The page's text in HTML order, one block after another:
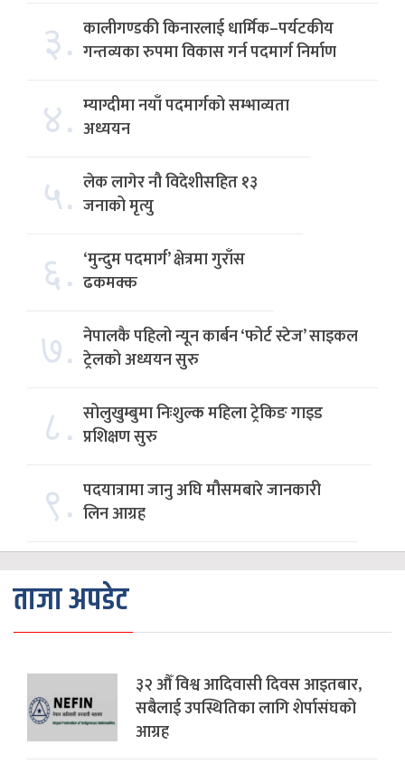
३. कालीगण्डकी किनारलाई धार्मिक–पर्यटकीय
गन्तव्यका रुपमा विकास गर्न पदमार्ग निर्माण
४. म्याग्दीमा नयाँ पदमार्गको सम्भाव्यता
अध्ययन
५. लेक लागेर नौ विदेशीसहित १३
जनाको मृत्यु
६. ‘मुन्दुम पदमार्ग’ क्षेत्रमा गुराँस
ढकमक्क
७. नेपालकै पहिलो न्यून कार्बन ‘फोर्ट स्टेज’ साइकल
ट्रेलको अध्ययन सुरु
८. सोलुखुम्बुमा निःशुल्क महिला ट्रेकिङ गाइड
प्रशिक्षण सुरु
९. पदयात्रामा जानु अघि मौसमबारे जानकारी
लिन आग्रह
ताजा अपडेट
३२ औँ विश्व आदिवासी दिवस आइतबार,
सबैलाई उपस्थितिका लागि शेर्पासंघको
आग्रह